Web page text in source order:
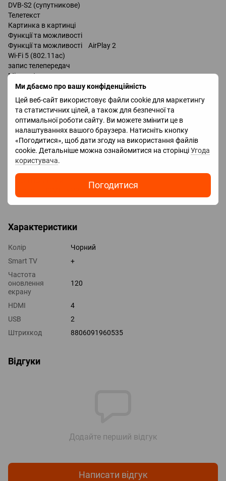
Ми дбаємо про вашу конфіденційність
Цей веб-сайт використовує файли cookie для маркетингу
та статистичних цілей, а також для безпечної та
оптимальної роботи сайту. Ви можете змінити це в
налаштуваннях вашого браузера. Натисніть кнопку
«Погодитися», щоб дати згоду на використання файлів
cookie. Детальніше можна ознайомитися на сторінціУгода
користувача.
Погодитися
DVB-S2 (супутникове)
Телетекст
Картинка в картинці
Функції та можливості
Функції та можливості AirPlay 2
Wi-Fi 5 (802.11ac)
запис телепередач
Miracast
Bluetooth v 5.0
підтримка DLNA
керування голосом
мультимедійний (аеропульт)
Роз'єми
Входи USB 2 шт
LAN
Технології HDMI VRR, ALLM
Виходи оптичний
Характеристики
Колір
Чорний
Smart TV
+
Частота
оновлення
екрану
120
HDMI
4
USB
2
Штрихкод
8806091960535
Відгуки
Додайте перший відгук
Написати відгук